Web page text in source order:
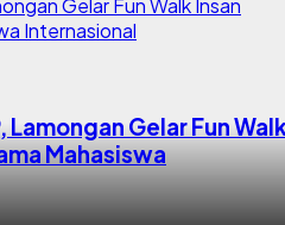
Gelar Fun
Mahasiswa